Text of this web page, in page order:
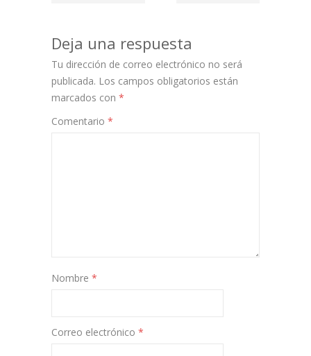
Deja una respuesta
Tu dirección de correo electrónico no será
publicada. Los campos obligatorios están
marcados con *
Comentario *
Nombre *
Correo electrónico *